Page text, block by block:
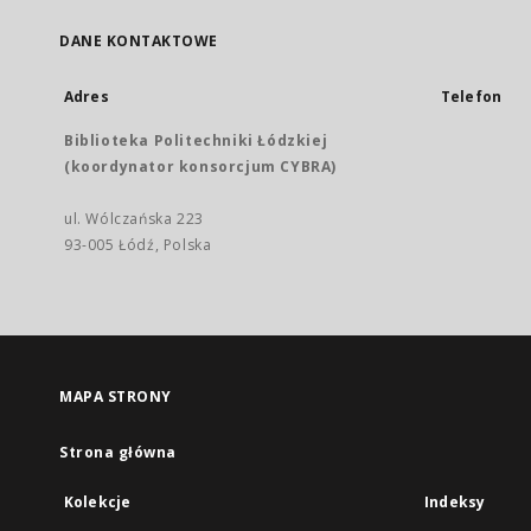
DANE KONTAKTOWE
Adres
Biblioteka Politechniki Łódzkiej
(koordynator konsorcjum CYBRA)
ul. Wólczańska 223
93-005 Łódź, Polska
Telefon
MAPA STRONY
Strona główna
Kolekcje Indeksy